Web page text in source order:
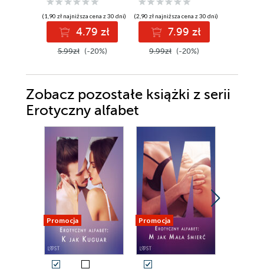
(1,90 zł najniższa cena z 30 dni)
4.79 zł
5.99zł (-20%)
(2,90 zł najniższa cena z 30 dni)
7.99 zł
9.99zł (-20%)
Zobacz pozostałe książki z serii
Erotyczny alfabet
Promocja Promocja